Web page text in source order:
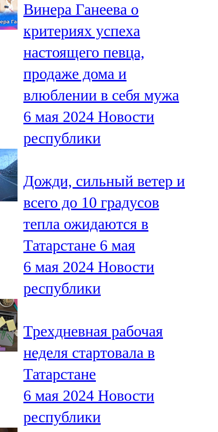
Мамадыш
106,2 FM
Минзәлә
107,3 FM
Мөслим
100,0 FM
Нурлат
Олы Әтнә
71,42 FM
Сарман
107,8 FM
Теләче
106,1 FM
102,6 FM
Чирмешән
107,7 FM
Чистай
103,0 FM
Винера Ганеева о
критериях успеха
настоящего певца,
продаже дома и
влюблении в себя мужа
6 мая 2024 Новости
республики
Дожди, сильный ветер и
всего до 10 градусов
тепла ожидаются в
Татарстане 6 мая
6 мая 2024 Новости
республики
Трехдневная рабочая
неделя стартовала в
Татарстане
6 мая 2024 Новости
республики